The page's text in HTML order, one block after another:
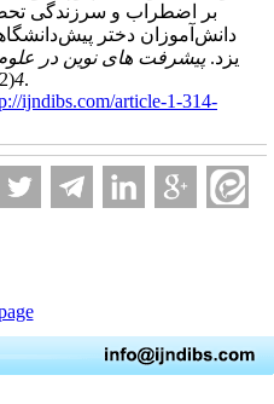
دانش‌آموزان دختر
یزد.پیشرفت های نوین در
4, 40-60.
ijndibs.com/article-1-314-